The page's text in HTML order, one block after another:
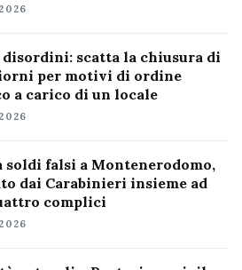
disordini: scatta la chiusura di
per motivi di ordine
a carico di un locale
soldi falsi a Montenerodomo,
dai Carabinieri insieme ad
complici